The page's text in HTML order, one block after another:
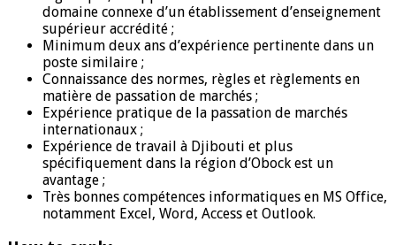
domaine connexe d’un établissement d’enseignement
supérieur accrédité ;
Minimum deux ans d’expérience pertinente dans un
poste similaire ;
Connaissance des normes, règles et règlements en
matière de passation de marchés ;
Expérience pratique de la passation de marchés
internationaux ;
Expérience de travail à Djibouti et plus
spécifiquement dans la région d’Obock est un
avantage ;
Très bonnes compétences informatiques en MS Office,
notamment Excel, Word, Access et Outlook.